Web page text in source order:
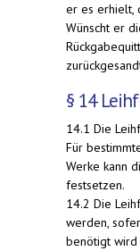
er es erhielt,
Wünscht er
§ 14
14.1 Die
Für
Werke kann
festsetzen.
14.2 Die
werden,
benötigt wird